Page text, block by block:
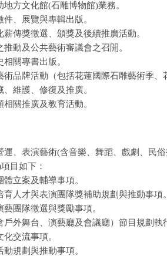
地方文化館(石雕博物館)業務。
件、展覽與專輯出版。
薪傳獎徵選、頒獎及後續推廣活動。
推動及公共藝術審議會之召開。
關專書出版。
術品牌活動（包括花蓮國際石雕藝術季、
維護、修復及推廣。
關推廣及教育活動。
運、表演藝術(含音樂、舞蹈、戲劇、民
目如下：
立案及輔導事項。
育人才與表演團隊獎補助規劃與推動事項
團隊徵選與獎勵事項。
戶外舞台、演藝廳及會議廳）節目規劃
交流事項。
規劃與推動事項。